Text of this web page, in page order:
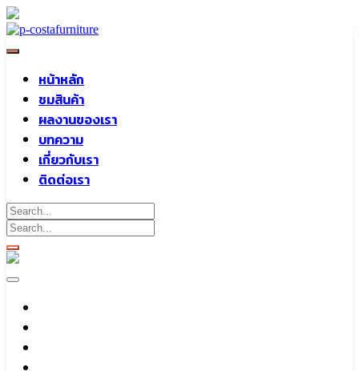
Skip
content
หน้าหลัก
ชมสินค้า
ผลงานของเรา
บทความ
เกี่ยวกับเรา
ติดต่อเรา